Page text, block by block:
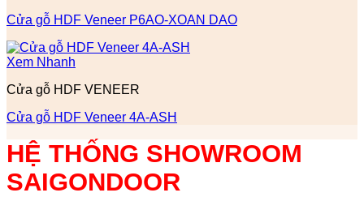
Cửa gỗ HDF Veneer P6AO-XOAN DAO
Xem Nhanh
Cửa gỗ HDF VENEER
Cửa gỗ HDF Veneer 4A-ASH
HỆ THỐNG SHOWROOM
SAIGONDOOR